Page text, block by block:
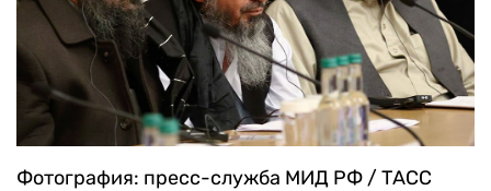
Фотография: пресс-служба МИД РФ / ТАСС